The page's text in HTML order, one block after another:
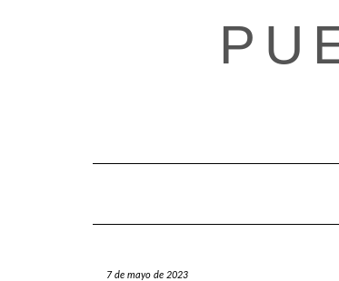
7 de mayo de 2023